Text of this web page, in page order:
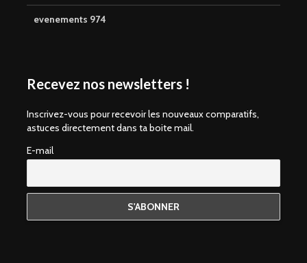
evenements 974
Recevez nos newsletters !
Inscrivez-vous pour recevoir les nouveaux comparatifs,
astuces directement dans ta boite mail.
E-mail